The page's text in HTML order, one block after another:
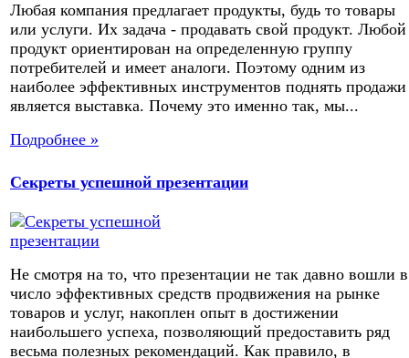
Любая компания предлагает продукты, будь то товары
или услуги. Их задача - продавать свой продукт. Любой
продукт ориентирован на определенную группу
потребителей и имеет аналоги. Поэтому одним из
наиболее эффективных инструментов поднять продажи
является выставка. Почему это именно так, мы...
Подробнее »
Секреты успешной презентации
Не смотря на то, что презентации не так давно вошли в
число эффективных средств продвижения на рынке
товаров и услуг, накоплен опыт в достижении
наибольшего успеха, позволяющий предоставить ряд
весьма полезных рекомендаций. Как правило, в